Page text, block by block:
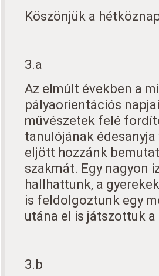
Köszönjük a
3.a
Az elmúlt években a
pályaorientációs
művészetek felé
tanulójának
eljött hozzánk
szakmát. Egy nagyon
hallhattunk, a
is feldolgoztunk egy
utána el is játszottuk a
3.b